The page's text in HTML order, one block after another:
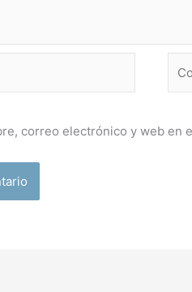
correo electrónico y web en